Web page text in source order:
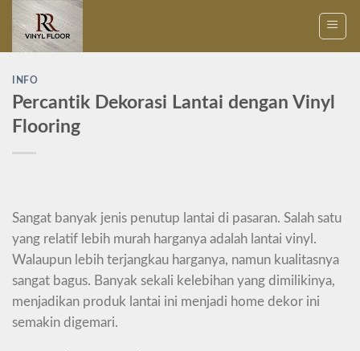
Skip
content
INFO
Percantik Dekorasi Lantai dengan Vinyl
Flooring
Sangat banyak jenis penutup lantai di pasaran. Salah satu
yang relatif lebih murah harganya adalah lantai vinyl.
Walaupun lebih terjangkau harganya, namun kualitasnya
sangat bagus. Banyak sekali kelebihan yang dimilikinya,
menjadikan produk lantai ini menjadi home dekor ini
semakin digemari.